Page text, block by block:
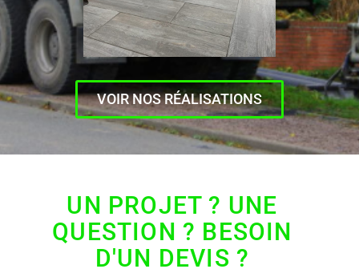
VOIR NOS RÉALISATIONS
UN PROJET ? UNE
QUESTION ? BESOIN
D'UN DEVIS ?